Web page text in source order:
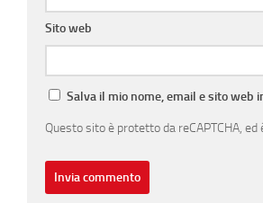
Sito web
Salva il mio nome, email e sito web
Questo sito è protetto da reCAPTCHA, ed